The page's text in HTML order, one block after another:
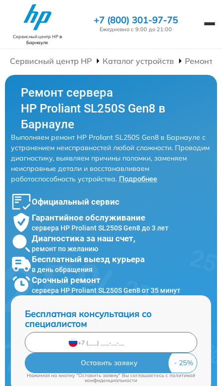
Сервисный центр HPв
Барнауле
+7 (800) 301-97-75
Ежедневно с 9:00 до 21:00
Сервисный центр HP Каталог устройств Ремонт
Ремонт сервера
HP Proliant SL250S Gen8 в
Барнауле
Выполняем ремонт HP Proliant SL250S Gen8 в Барнауле с
устранением неисправностей любой сложности. Проводим
диагностику, выявляем причины поломки, заменяем
неисправные детали и восстанавливаем
работоспособность устройства. Подробнее
Официальный сервис
Гарантийное обслуживание
сервера HP Proliant SL250S Gen8 до 3 лет
Диагностика за наш счет,
ремонт по желанию
Бесплатный выезд курьера
в день обращения
Срочный ремонт
сервера HP Proliant SL250S Gen8 от 35 минут
Бесплатная консультация со
специалистом
Оставить заявку
Нажимая на кнопку "Оставить заявку" Вы соглашаетесь cполитикой
конфиденциальности